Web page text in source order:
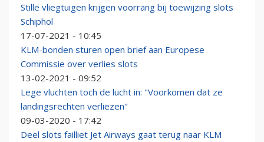
Stille vliegtuigen krijgen voorrang bij toewijzing slots
Schiphol
17-07-2021 - 10:45
KLM-bonden sturen open brief aan Europese
Commissie over verlies slots
13-02-2021 - 09:52
Lege vluchten toch de lucht in: "Voorkomen dat ze
landingsrechten verliezen"
09-03-2020 - 17:42
Deel slots failliet Jet Airways gaat terug naar KLM